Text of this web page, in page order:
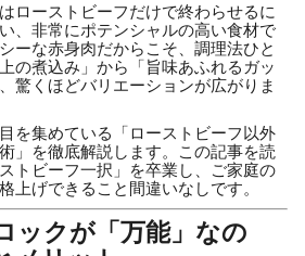
ローストビーフだけで終わらせるに
、非常にポテンシャルの高い食材で
ーな赤身肉だからこそ、調理法ひと
の煮込み」から「旨味あふれるガッ
驚くほどバリエーションが広がりま
を集めている「ローストビーフ以外
」を徹底解説します。この記事を読
トビーフ一択」を卒業し、ご家庭の
上げできること間違いなしです。
ックが「万能」なの